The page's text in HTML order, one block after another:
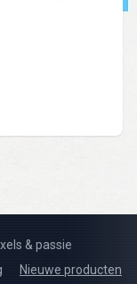
& passie
Nieuwe producten